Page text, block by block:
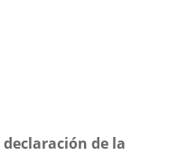
declaración de la